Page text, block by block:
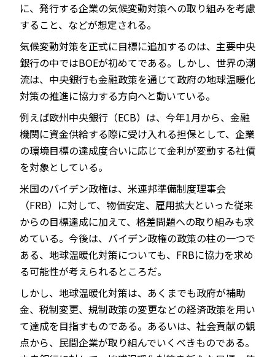
に、発行する企業の気候変動対策への取り組みを考慮
すること、などが想定される。
気候変動対策を正式に目標に追加するのは、主要中央
銀行の中ではBOEが初めてである。しかし、世界の潮
流は、中央銀行も金融政策を通じて政府の地球温暖化
対策の推進に協力する方向へと動いている。
例えば欧州中央銀行（ECB）は、今年1月から、金融
機関に資金供給する際に受け入れる担保として、企業
の環境目標の達成度合いに応じて金利が変動する社債
を対象としている。
米国のバイデン政権は、米連邦準備制度理事会
（FRB）に対して、物価安定、雇用拡大といった従来
からの目標達成に加えて、格差問題への取り組みも求
めている。今後は、バイデン政権の政策の柱の一つで
ある、地球温暖化対策についても、FRBに協力を求め
る可能性が考えられるところだ。
しかし、地球温暖化対策は、あくまでも政府が補助
金、税制変更、規制政策の変更などの経済政策を用い
て達成を目指すものである。あるいは、社会貢献の観
点から、民間企業が取り組んでいくべきものである。